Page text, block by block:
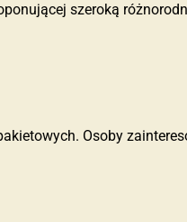
szeroką
Osoby